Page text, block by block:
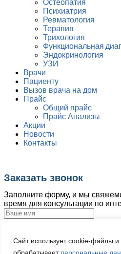
Сайт использует cookie-файлы и
Остеопатия
Психиатрия
Ревматология
Терапия
Трихология
Функциональная
Эндокринология
УЗИ
Врачи
Пациенту
Вызов врача на дом
Прайс
Общий прайс
Прайс Анализы
Акции
Новости
Контакты
Заказать звонок
Заполните форму, и мы
время для консультации по
Загрузить файл